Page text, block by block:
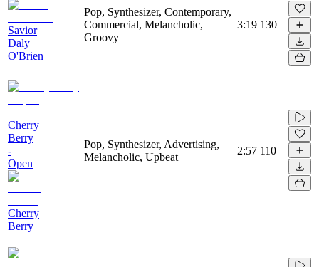
Savior
Daly
O'Brien
Pop, Synthesizer, Contemporary,
Commercial, Melancholic,
Groovy
3:19 130
Cherry
Berry
-
Open
Cherry
Berry
Pop, Synthesizer, Advertising,
Melancholic, Upbeat
2:57 110